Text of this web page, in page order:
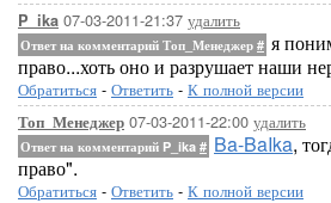
P_ika 07-03-2011-21:37 удалить
Ответ на комментарий Топ_Менеджер # я
право...хоть оно и разрушает наши
Обратиться - Ответить - К полной версии
Топ_Менеджер 07-03-2011-22:00 удалить
Ответ на комментарий P_ika # Ba-BaIka,
право".
Обратиться - Ответить - К полной версии